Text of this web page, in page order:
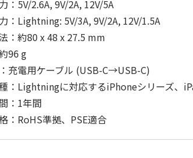
：5V/2.6A, 9V/2A, 12V/5A
：Lightning: 5V/3A, 9V/2A, 12V/1.5A
：約80 x 48 x 27.5 mm
96 g
充電用ケーブル (USB-C→USB-C)
：Lightningに対応するiPhoneシリーズ、
：1年間
：RoHS準拠、PSE適合